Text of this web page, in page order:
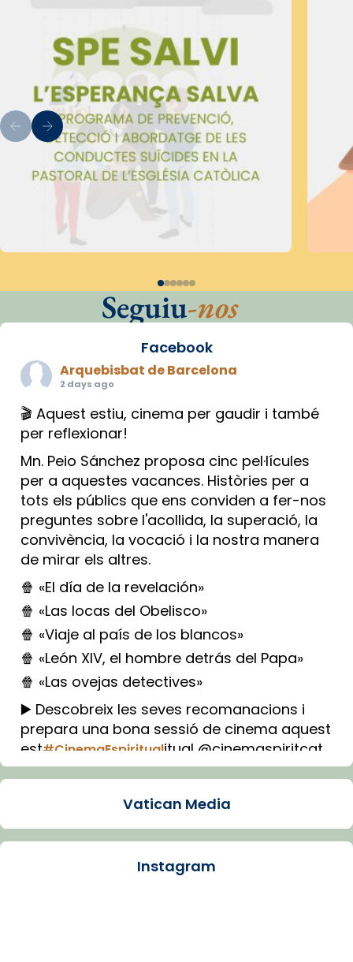
Seguiu-nos
Facebook
Arquebisbat de Barcelona
2 days ago
🎬 Aquest estiu, cinema per gaudir i també
per reflexionar!
Mn. Peio Sánchez proposa cinc pel·lícules
per a aquestes vacances. Històries per a
tots els públics que ens conviden a fer-nos
preguntes sobre l'acollida, la superació, la
convivència, la vocació i la nostra manera
de mirar els altres.
🍿 «El día de la revelación»
🍿 «Las locas del Obelisco»
🍿 «Viaje al país de los blancos»
🍿 «León XIV, el hombre detrás del Papa»
🍿 «Las ovejas detectives»
▶️ Descobreix les seves recomanacions i
prepara una bona sessió de cinema aquest
est#CinemaEspiritualitual @cinemaspiritcat
Imatge: Generada amb IA (OpenAI)
View on Facebook · Share
Arquebisbat de Barcelona
Vatican Media
Instagram